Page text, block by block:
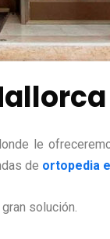
le
de ortopedia
solución.